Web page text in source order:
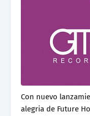
Con nuevo
alegria de Future